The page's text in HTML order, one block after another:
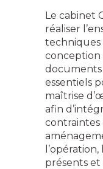
Le cabinet
réaliser
techniques
conception
essentiels
maîtrise
afin
présents